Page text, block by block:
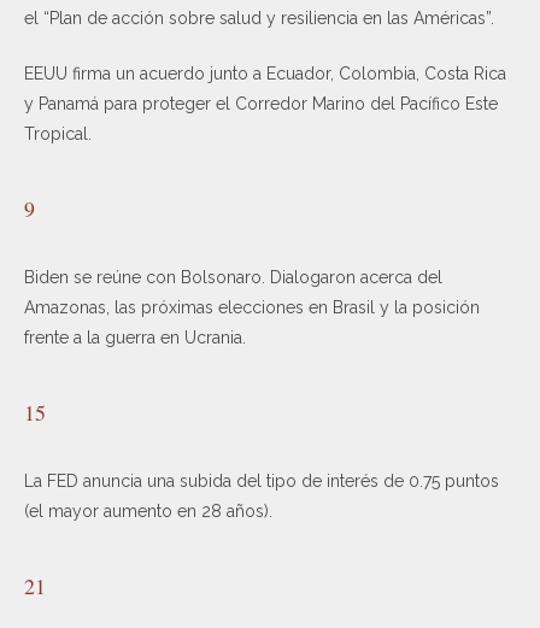
el “Plan de acción sobre salud y resiliencia en las Américas”.
EEUU firma un acuerdo junto a Ecuador, Colombia, Costa Rica
y Panamá para proteger el Corredor Marino del Pacífico Este
Tropical.
9
Biden se reúne con Bolsonaro. Dialogaron acerca del
Amazonas, las próximas elecciones en Brasil y la posición
frente a la guerra en Ucrania.
15
La FED anuncia una subida del tipo de interés de 0.75 puntos
(el mayor aumento en 28 años).
21